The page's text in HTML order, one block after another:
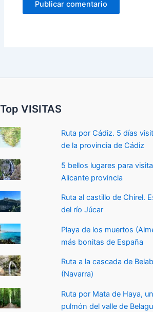
Top VISITAS
Ruta por Cádiz. 5 días
de la provincia de Cádiz
5 bellos lugares para
Alicante provincia
Ruta al castillo de Chirel.
del río Júcar
Playa de los muertos
más bonitas de España
Ruta a la cascada de
(Navarra)
Ruta por Mata de Haya,
pulmón del valle de